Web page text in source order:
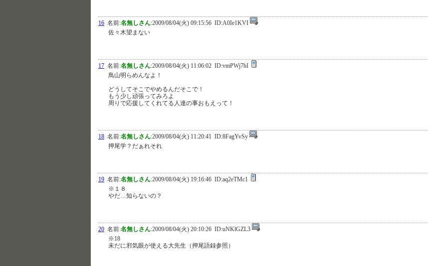
16 名前:名無しさん:2009/08/04(火) 09:15:56 ID:A0Ie1KVI
佐々木望まない
17 名前:名無しさん:2009/08/04(火) 11:06:02 ID:vmPWj7hI
鳥山明らめんなよ！
どうしてそこでやめるんだそこで！
もう少し頑張ってみろよ
周りで応援してくれてる人達の事おもえって！
18 名前:名無しさん:2009/08/04(火) 11:20:41 ID:8FagYvSy
押尾学？だぁれそれ
19 名前:名無しさん:2009/08/04(火) 19:16:46 ID:aq2eTMc1
※１８
やだ…知らないの？
20 名前:名無しさん:2009/08/04(火) 20:10:26 ID:uNKlGZL3
※18
未だに邪気眼が使える大先生（押尾語録参照）